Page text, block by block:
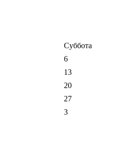
Суббота
6
13
20
27
3